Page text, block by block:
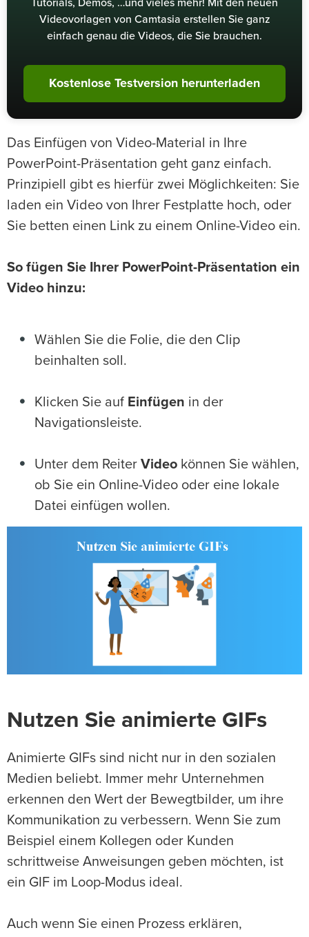
Tutorials, Demos, …und vieles mehr! Mit den neuen
Videovorlagen von Camtasia erstellen Sie ganz
einfach genau die Videos, die Sie brauchen.
Kostenlose Testversion herunterladen
Das Einfügen von Video-Material in Ihre
PowerPoint-Präsentation geht ganz einfach.
Prinzipiell gibt es hierfür zwei Möglichkeiten: Sie
laden ein Video von Ihrer Festplatte hoch, oder
Sie betten einen Link zu einem Online-Video ein.
So fügen Sie Ihrer PowerPoint-Präsentation ein
Video hinzu:
Wählen Sie die Folie, die den Clip
beinhalten soll.
Klicken Sie auf Einfügen in der
Navigationsleiste.
Unter dem Reiter Video können Sie wählen,
ob Sie ein Online-Video oder eine lokale
Datei einfügen wollen.
Nutzen Sie animierte GIFs
Animierte GIFs sind nicht nur in den sozialen
Medien beliebt. Immer mehr Unternehmen
erkennen den Wert der Bewegtbilder, um ihre
Kommunikation zu verbessern. Wenn Sie zum
Beispiel einem Kollegen oder Kunden
schrittweise Anweisungen geben möchten, ist
ein GIF im Loop-Modus ideal.
Auch wenn Sie einen Prozess erklären,